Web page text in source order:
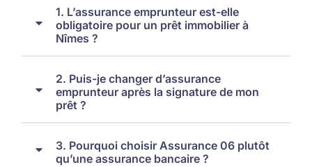
1. L’assurance emprunteur est-elle
obligatoire pour un prêt immobilier à
Nîmes ?
2. Puis-je changer d’assurance
emprunteur après la signature de mon
prêt ?
3. Pourquoi choisir Assurance 06 plutôt
qu’une assurance bancaire ?